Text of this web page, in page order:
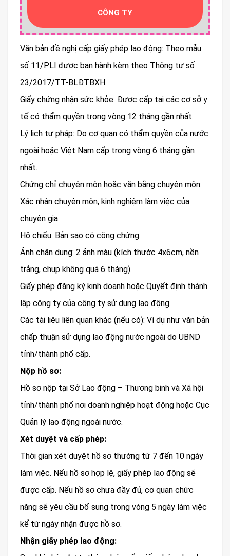
CÔNG TY
Văn bản đề nghị cấp giấy phép lao động: Theo mẫu
số 11/PLI được ban hành kèm theo Thông tư số
23/2017/TT-BLĐTBXH.
Giấy chứng nhận sức khỏe: Được cấp tại các cơ sở y
tế có thẩm quyền trong vòng 12 tháng gần nhất.
Lý lịch tư pháp: Do cơ quan có thẩm quyền của nước
ngoài hoặc Việt Nam cấp trong vòng 6 tháng gần
nhất.
Chứng chỉ chuyên môn hoặc văn bằng chuyên môn:
Xác nhận chuyên môn, kinh nghiệm làm việc của
chuyên gia.
Hộ chiếu: Bản sao có công chứng.
Ảnh chân dung: 2 ảnh màu (kích thước 4x6cm, nền
trắng, chụp không quá 6 tháng).
Giấy phép đăng ký kinh doanh hoặc Quyết định thành
lập công ty của công ty sử dụng lao động.
Các tài liệu liên quan khác (nếu có): Ví dụ như văn bản
chấp thuận sử dụng lao động nước ngoài do UBND
tỉnh/thành phố cấp.
Nộp hồ sơ:
Hồ sơ nộp tại Sở Lao động – Thương binh và Xã hội
tỉnh/thành phố nơi doanh nghiệp hoạt động hoặc Cục
Quản lý lao động ngoài nước.
Xét duyệt và cấp phép:
Thời gian xét duyệt hồ sơ thường từ 7 đến 10 ngày
làm việc. Nếu hồ sơ hợp lệ, giấy phép lao động sẽ
được cấp. Nếu hồ sơ chưa đầy đủ, cơ quan chức
năng sẽ yêu cầu bổ sung trong vòng 5 ngày làm việc
kể từ ngày nhận được hồ sơ.
Nhận giấy phép lao động: